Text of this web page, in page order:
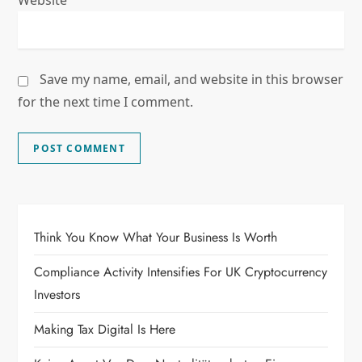
Save my name, email, and website in this browser
for the next time I comment.
Think You Know What Your Business Is Worth
Compliance Activity Intensifies For UK Cryptocurrency
Investors
Making Tax Digital Is Here